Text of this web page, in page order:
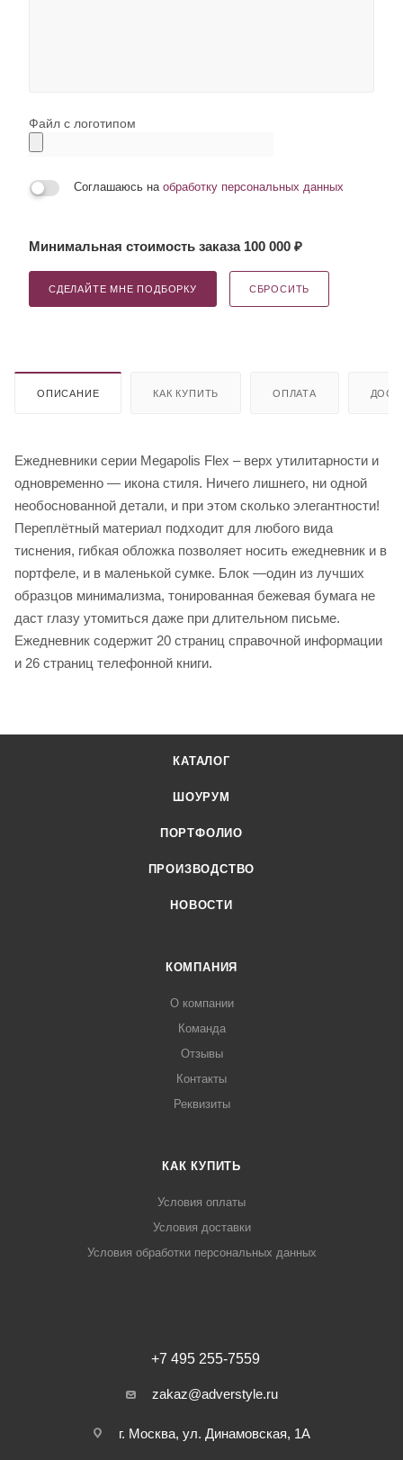
Файл с логотипом
Соглашаюсь на обработку персональных данных
Минимальная стоимость заказа 100 000 ₽
СДЕЛАЙТЕ МНЕ ПОДБОРКУ СБРОСИТЬ
ОПИСАНИЕ КАК КУПИТЬ ОПЛАТА
Ежедневники серии Megapolis Flex – верх утилитарности и
одновременно — икона стиля. Ничего лишнего, ни одной
необоснованной детали, и при этом сколько элегантности!
Переплётный материал подходит для любого вида
тиснения, гибкая обложка позволяет носить ежедневник и в
портфеле, и в маленькой сумке. Блок —один из лучших
образцов минимализма, тонированная бежевая бумага не
даст глазу утомиться даже при длительном письме.
Ежедневник содержит 20 страниц справочной информации
и 26 страниц телефонной книги.
КАТАЛОГ
ШОУРУМ
ПОРТФОЛИО
ПРОИЗВОДСТВО
НОВОСТИ
КОМПАНИЯ
О компании
Команда
Отзывы
Контакты
Реквизиты
КАК КУПИТЬ
Условия оплаты
Условия доставки
Условия обработки персональных данных
+7 495 255-7559
zakaz@adverstyle.ru
г. Москва, ул. Динамовская, 1А